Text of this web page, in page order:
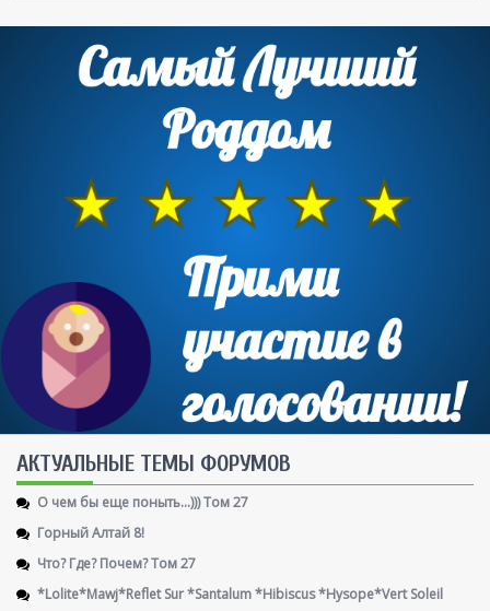
AКТУАЛЬНЫЕ ТЕМЫ ФОРУМОВ
О чем бы еще поныть...))) Том 27
Горный Алтай 8!
Что? Где? Почем? Том 27
*Lolite*Mawj*Reflet Sur *Santalum *Hibiscus *Hysope*Vert Soleil